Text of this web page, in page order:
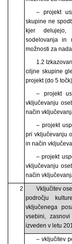
– projekt
skupine ne
kjer delujejo,
sodelovanja in
možnosti za
1.2
ciljne skupine
projekt (do 5
– projekt
vključevanju
način
– projekt
pri vključevanju
in način
– projekt
vključevanju
način
2
Vključitev
področju
vključenega
vsebini,
izveden v letu
– vključitev